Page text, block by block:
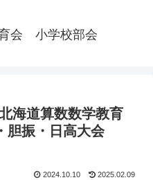
会 小学校部会
道算数数学教育
胆振・日高大会
2024.10.10 2025.02.09